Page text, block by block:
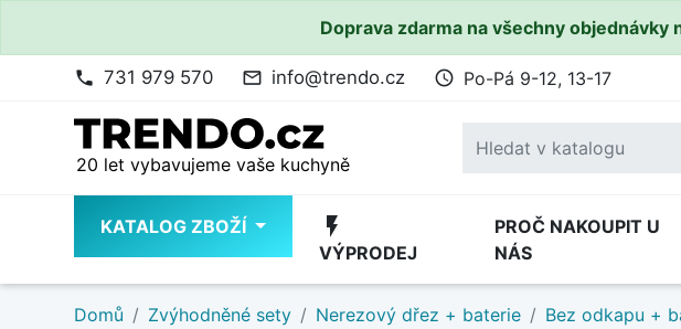
Doprava zdarma na všechny objednávky
phone 731 979 570 mail_outline info@trendo.cz access_time Po-Pá 9-12, 13-17
20 let vybavujeme vaše kuchyně
KATALOG ZBOŽÍ flash_on
VÝPRODEJ
PROČ NAKOUPIT U
NÁS
Domů Zvýhodněné sety Nerezový dřez + baterie
Bez odkapu +